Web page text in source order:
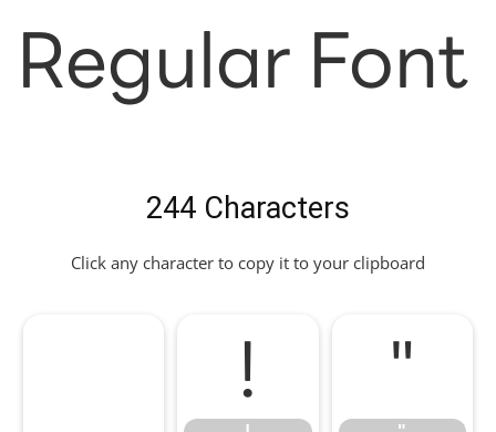
Regular Font
244 Characters
Click any character to copy it to your clipboard
! "